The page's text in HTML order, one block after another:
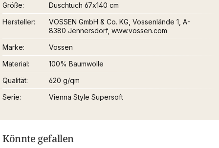
Größe
Duschtuch 67x140 cm
Hersteller
VOSSEN GmbH & Co. KG, Vossenlände 1, A-
8380 Jennersdorf, www.vossen.com
Marke
Vossen
Material
100% Baumwolle
Qualität
620 g/qm
Serie
Vienna Style Supersoft
Könnte gefallen